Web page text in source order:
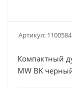
Артикул:
Компактный
MW BK